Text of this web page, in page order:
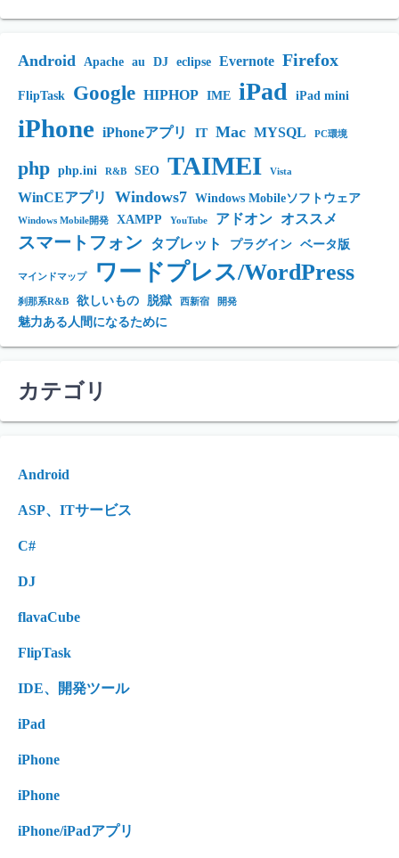
Android Apache au DJ eclipse Evernote Firefox
FlipTask Google HIPHOP IME iPad iPad mini
iPhone iPhoneアプリ IT Mac MYSQL PC環境
php php.ini R&B SEO TAIMEI Vista
WinCEアプリ Windows7 Windows Mobileソフトウェア
Windows Mobile開発 XAMPP YouTube アドオン オススメ
スマートフォン タブレット プラグイン ベータ版
マインドマップ ワードプレス/WordPress
刹那系R&B 欲しいもの 脱獄 西新宿 開発
魅力ある人間になるために
カテゴリ
Android
ASP、ITサービス
C#
DJ
flavaCube
FlipTask
IDE、開発ツール
iPad
iPhone
iPhone
iPhone/iPadアプリ